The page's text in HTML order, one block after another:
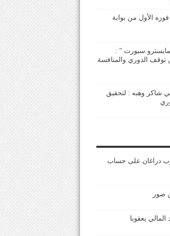
الأول من بوابة
سبورت ” :
توقف الدوري والمنافسة
شاكر وهبه : لتحقيق
دراغان على حساب
صور
يعقوبا